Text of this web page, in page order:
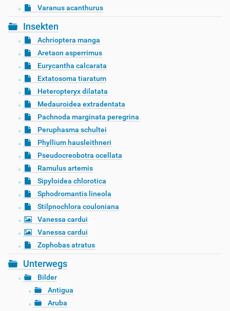
Varanus acanthurus
Insekten
Achrioptera manga
Aretaon asperrimus
Eurycantha calcarata
Extatosoma tiaratum
Heteropteryx dilatata
Medauroidea extradentata
Pachnoda marginata peregrina
Peruphasma schultei
Phyllium hausleithneri
Pseudocreobotra ocellata
Ramulus artemis
Sipyloidea chlorotica
Sphodromantis lineola
Stilpnochlora couloniana
Vanessa cardui
Vanessa cardui
Zophobas atratus
Unterwegs
Bilder
Antigua
Aruba